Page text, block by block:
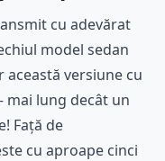
cu adevărat
model sedan
această versiune cu
lung decât un
Față de
cu aproape cinci